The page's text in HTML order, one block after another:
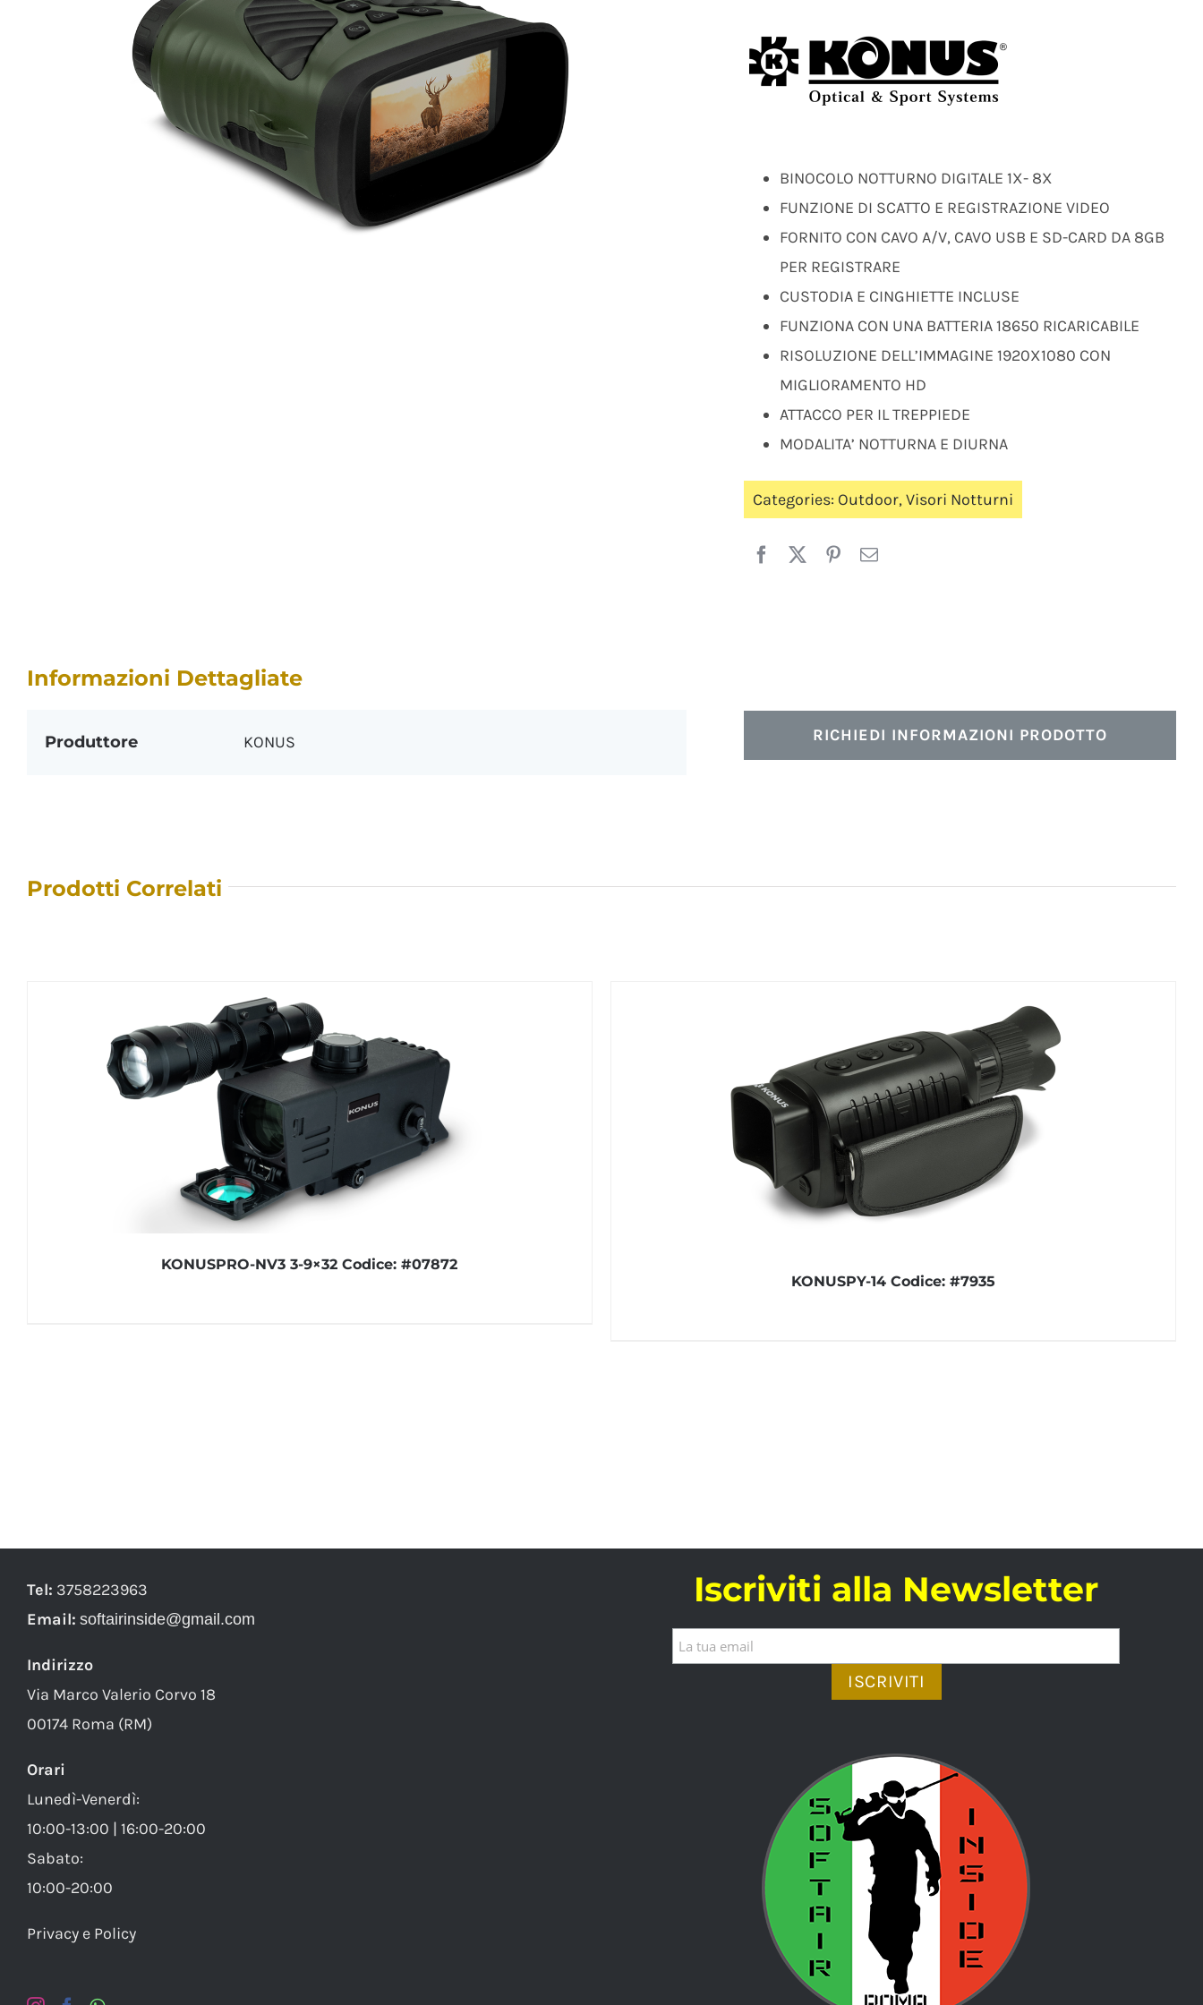
BINOCOLO NOTTURNO DIGITALE 1X- 8X
FUNZIONE DI SCATTO E REGISTRAZIONE VIDEO
FORNITO CON CAVO A/V, CAVO USB E SD-CARD DA 8GB
PER REGISTRARE
CUSTODIA E CINGHIETTE INCLUSE
FUNZIONA CON UNA BATTERIA 18650 RICARICABILE
RISOLUZIONE DELL’IMMAGINE 1920X1080 CON
MIGLIORAMENTO HD
ATTACCO PER IL TREPPIEDE
MODALITA’ NOTTURNA E DIURNA
Categories: Outdoor,Visori Notturni
Informazioni Dettagliate
Produttore KONUS RICHIEDI INFORMAZIONI PRODOTTO
Prodotti Correlati
KONUSPRO-NV3 3-9×32 Codice: #07872
KONUSPY-14 Codice: #7935
Tel: 3758223963
Email: softairinside@gmail.com
Indirizzo
Via Marco Valerio Corvo 18
00174 Roma (RM)
Orari
Lunedì-Venerdì:
10:00-13:00 | 16:00-20:00
Sabato:
10:00-20:00
Privacy e Policy
Iscriviti alla Newsletter